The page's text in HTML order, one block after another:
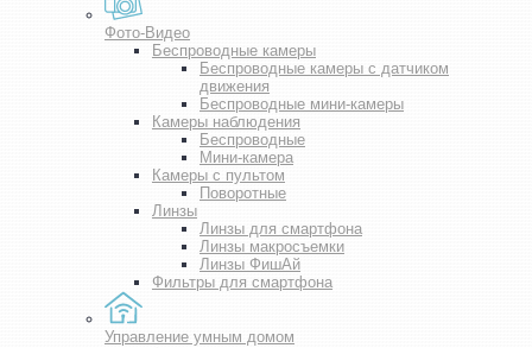
Фото-Видео
Беспроводные камеры
Беспроводные камеры с датчиком
движения
Беспроводные мини-камеры
Камеры наблюдения
Беспроводные
Мини-камера
Камеры с пультом
Поворотные
Линзы
Линзы для смартфона
Линзы макросъемки
Линзы ФишАй
Фильтры для смартфона
Управление умным домом